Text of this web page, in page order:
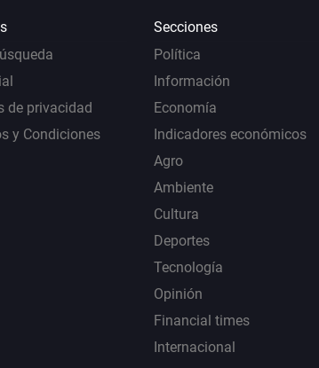
de privacidad
y Condiciones
Secciones
Política
Información
Economía
Indicadores económicos
Agro
Ambiente
Cultura
Deportes
Tecnología
Opinión
Financial times
Internacional